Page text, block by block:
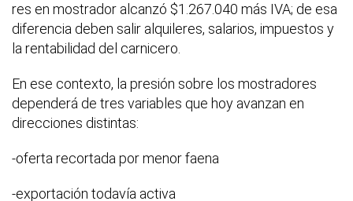
res en mostrador alcanzó $1.267.040 más IVA; de esa
diferencia deben salir alquileres, salarios, impuestos y
la rentabilidad del carnicero.
En ese contexto, la presión sobre los mostradores
dependerá de tres variables que hoy avanzan en
direcciones distintas:
-oferta recortada por menor faena
-exportación todavía activa